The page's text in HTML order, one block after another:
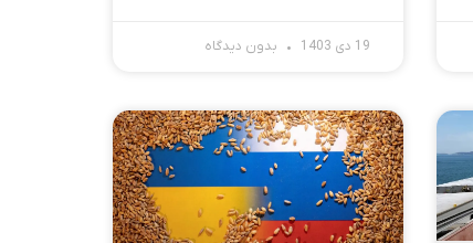
19 دی 1403 بدون دیدگاه